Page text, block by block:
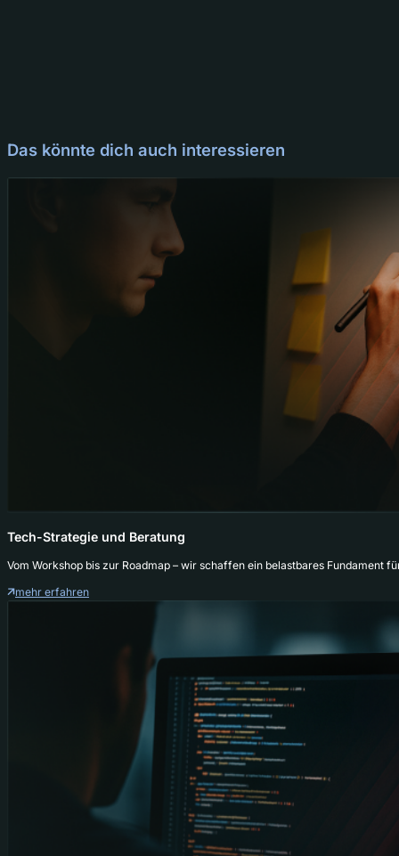
Das könnte dich auch interessieren
Tech-Strategie und Beratung
Vom Workshop bis zur Roadmap – wir schaffen ein belastbares Fundament
mehr erfahren